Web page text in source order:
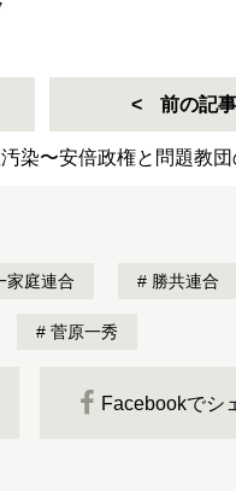
前の記事
染〜安倍政権と問題教
家庭連合 勝共連合
菅原一秀
Facebookでシ